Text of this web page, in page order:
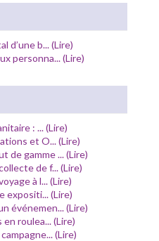
d’une b... (Lire)
personna... (Lire)
: ... (Lire)
et O... (Lire)
de gamme ... (Lire)
de f... (Lire)
à l... (Lire)
expositi... (Lire)
événemen... (Lire)
roulea... (Lire)
(Lire)